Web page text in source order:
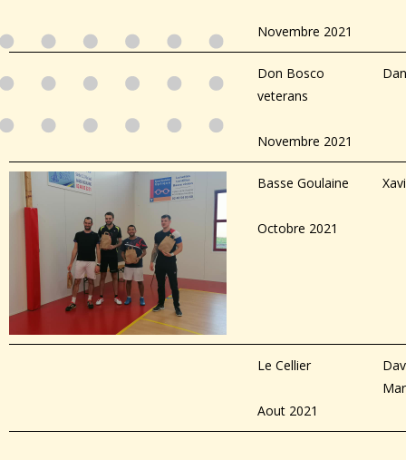
Novembre 2021
Don Bosco
veterans
Novembre 2021
Basse Goulaine
Octobre 2021
Le Cellier
Aout 2021